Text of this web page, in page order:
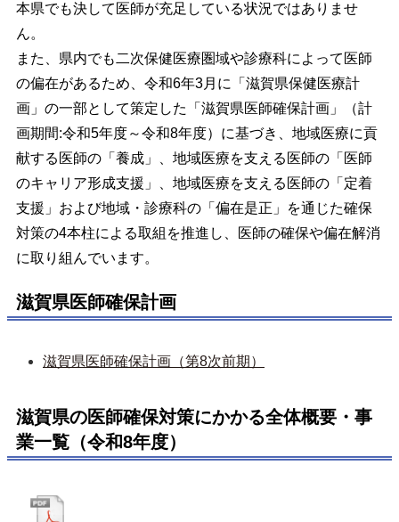
本県でも決して医師が充足している状況ではありませ
ん。
また、県内でも二次保健医療圏域や診療科によって医師
の偏在があるため、令和6年3月に「滋賀県保健医療計
画」の一部として策定した「滋賀県医師確保計画」（計
画期間:令和5年度～令和8年度） に基づき、地域医療に貢
献する医師の「養成」、地域医療を支える医師の「医師
のキャリア形成支援」、地域医療を支える医師の「定着
支援」および地域・診療科の「偏在是正」を通じた確保
対策の4本柱による取組を推進し、医師の確保や偏在解消
に取り組んでいます。
滋賀県医師確保計画
滋賀県医師確保計画（第8次前期）
滋賀県の医師確保対策にかかる全体概要・事
業一覧（令和8年度）